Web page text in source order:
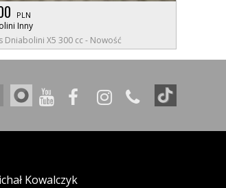
PLN
Inny
Dniabolini X5 300 cc - Nowość
Kowalczyk